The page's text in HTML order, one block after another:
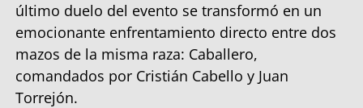
último duelo del evento se transformó en un
emocionante enfrentamiento directo entre dos
mazos de la misma raza: Caballero,
comandados por Cristián Cabello y Juan
Torrejón.